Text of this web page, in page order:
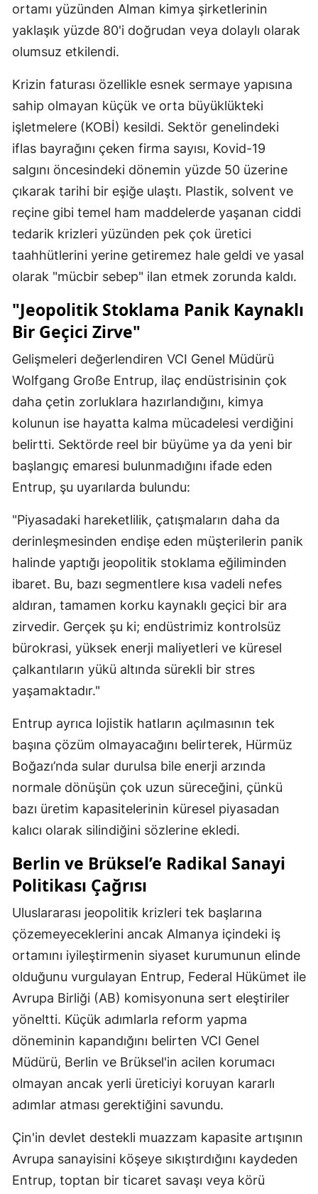
ortamı yüzünden Alman kimya şirketlerinin
yaklaşık yüzde 80'i doğrudan veya dolaylı olarak
olumsuz etkilendi.
Krizin faturası özellikle esnek sermaye yapısına
sahip olmayan küçük ve orta büyüklükteki
işletmelere (KOBİ) kesildi. Sektör genelindeki
iflas bayrağını çeken firma sayısı, Kovid-19
salgını öncesindeki dönemin yüzde 50 üzerine
çıkarak tarihi bir eşiğe ulaştı. Plastik, solvent ve
reçine gibi temel ham maddelerde yaşanan ciddi
tedarik krizleri yüzünden pek çok üretici
taahhütlerini yerine getiremez hale geldi ve yasal
olarak "mücbir sebep" ilan etmek zorunda kaldı.
"Jeopolitik Stoklama Panik Kaynaklı
Bir Geçici Zirve"
Gelişmeleri değerlendiren VCI Genel Müdürü
Wolfgang Große Entrup, ilaç endüstrisinin çok
daha çetin zorluklara hazırlandığını, kimya
kolunun ise hayatta kalma mücadelesi verdiğini
belirtti. Sektörde reel bir büyüme ya da yeni bir
başlangıç emaresi bulunmadığını ifade eden
Entrup, şu uyarılarda bulundu:
"Piyasadaki hareketlilik, çatışmaların daha da
derinleşmesinden endişe eden müşterilerin panik
halinde yaptığı jeopolitik stoklama eğiliminden
ibaret. Bu, bazı segmentlere kısa vadeli nefes
aldıran, tamamen korku kaynaklı geçici bir ara
zirvedir. Gerçek şu ki; endüstrimiz kontrolsüz
bürokrasi, yüksek enerji maliyetleri ve küresel
çalkantıların yükü altında sürekli bir stres
yaşamaktadır."
Entrup ayrıca lojistik hatların açılmasının tek
başına çözüm olmayacağını belirterek, Hürmüz
Boğazı’nda sular durulsa bile enerji arzında
normale dönüşün çok uzun süreceğini, çünkü
bazı üretim kapasitelerinin küresel piyasadan
kalıcı olarak silindiğini sözlerine ekledi.
Berlin ve Brüksel’e Radikal Sanayi
Politikası Çağrısı
Uluslararası jeopolitik krizleri tek başlarına
çözemeyeceklerini ancak Almanya içindeki iş
ortamını iyileştirmenin siyaset kurumunun elinde
olduğunu vurgulayan Entrup, Federal Hükümet ile
Avrupa Birliği (AB) komisyonuna sert eleştiriler
yöneltti. Küçük adımlarla reform yapma
döneminin kapandığını belirten VCI Genel
Müdürü, Berlin ve Brüksel'in acilen korumacı
olmayan ancak yerli üreticiyi koruyan kararlı
adımlar atması gerektiğini savundu.
Çin'in devlet destekli muazzam kapasite artışının
Avrupa sanayisini köşeye sıkıştırdığını kaydeden
Entrup, toptan bir ticaret savaşı veya körü